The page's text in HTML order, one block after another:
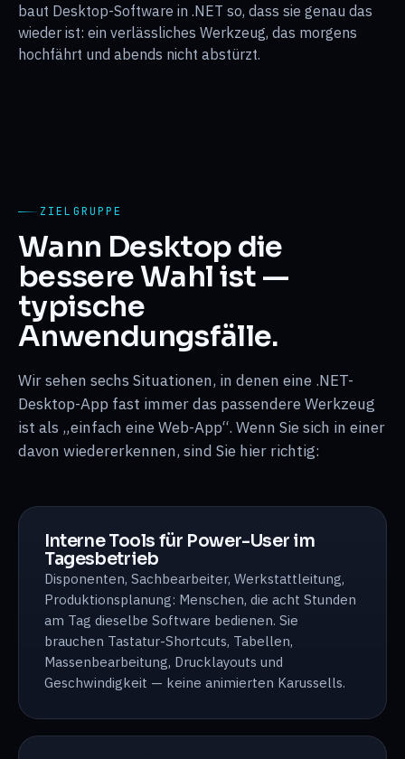
baut Desktop-Software in .NET so, dass sie genau das
wieder ist: ein verlässliches Werkzeug, das morgens
hochfährt und abends nicht abstürzt.
ZIELGRUPPE
Wann Desktop die
bessere Wahl ist —
typische
Anwendungsfälle.
Wir sehen sechs Situationen, in denen eine .NET-
Desktop-App fast immer das passendere Werkzeug
ist als „einfach eine Web-App“. Wenn Sie sich in einer
davon wiedererkennen, sind Sie hier richtig:
Interne Tools für Power-User im
Tagesbetrieb
Disponenten, Sachbearbeiter, Werkstattleitung,
Produktionsplanung: Menschen, die acht Stunden
am Tag dieselbe Software bedienen. Sie
brauchen Tastatur-Shortcuts, Tabellen,
Massenbearbeitung, Drucklayouts und
Geschwindigkeit — keine animierten Karussells.